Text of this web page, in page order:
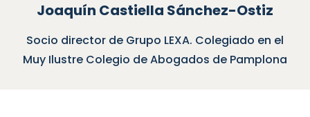
Castiella Sánchez-Ostiz
director de Grupo LEXA. Colegiado en el
Ilustre Colegio de Abogados de Pamplona